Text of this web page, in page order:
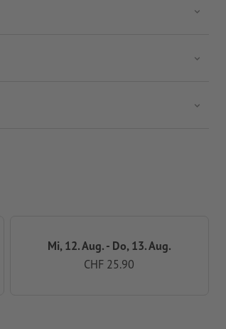
Mi, 12. Aug. - Do, 13. Aug.
CHF 25.90